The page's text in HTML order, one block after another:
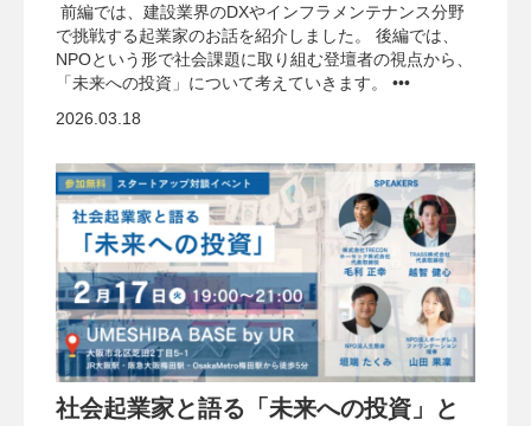
前編では、建設業界のDXやインフラメンテナンス分野
で挑戦する起業家のお話を紹介しました。 後編では、
NPOという形で社会課題に取り組む登壇者の視点から、
「未来への投資」について考えていきます。 •••
2026.03.18
社会起業家と語る「未来への投資」と